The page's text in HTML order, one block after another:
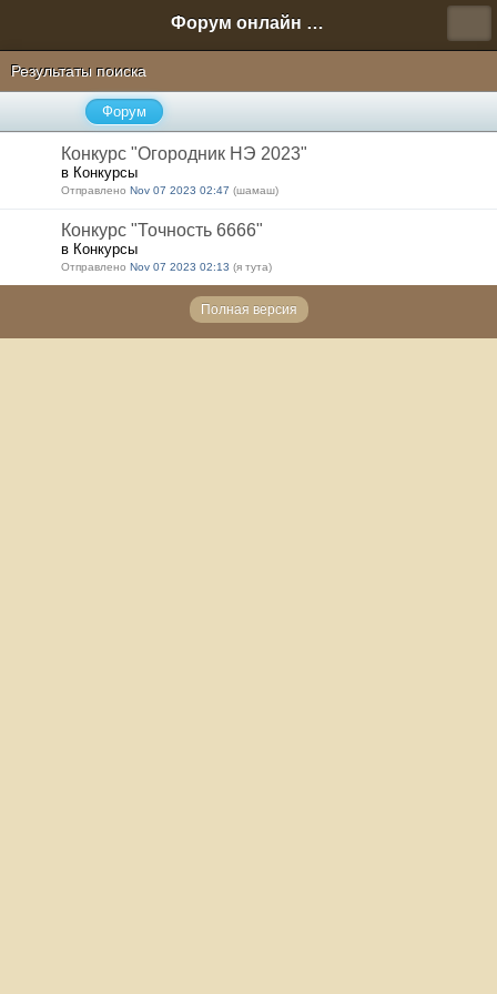
Форум онлайн игры "Новая Эра" (Нюра Биз)
Результаты поиска
Форум
Конкурс "Огородник НЭ 2023"
в Конкурсы
Отправлено Nov 07 2023 02:47 (шамаш)
Конкурс "Точность 6666"
в Конкурсы
Отправлено Nov 07 2023 02:13 (я тута)
Полная версия